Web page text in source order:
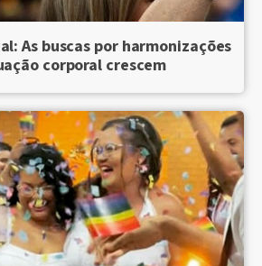
As buscas por harmonizações
corporal crescem